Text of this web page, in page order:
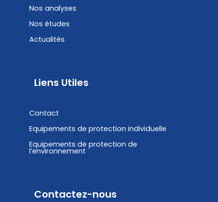
Nos analyses
Nos études
Actualités
Liens Utiles
Contact
Equipements de protection individuelle
Equipements de protection de
l’environnement
Contactez-nous